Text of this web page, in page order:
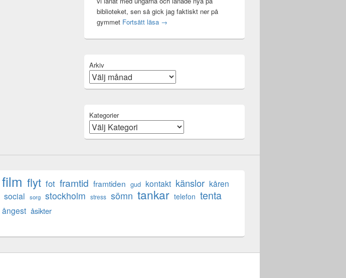
biblioteket, sen så gick jag faktiskt ner på
gymmet Fortsätt läsa Mental anteckning
→
Arkiv
Kategorier
film flyt fot framtid framtiden gud kontakt känslor kåren
social sorg stockholm stress sömn tankar telefon tenta
ångest åsikter